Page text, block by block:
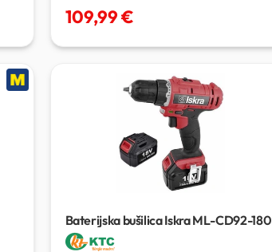
109,99 €
Baterijska bušilica Iskra ML-CD92-180